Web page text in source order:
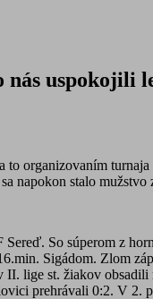
uspokojili
organizovaním
napokon stalo
So súperom z
Sigádom. Zlom
lige st. žiakov
prehrávali 0:2. V 2.